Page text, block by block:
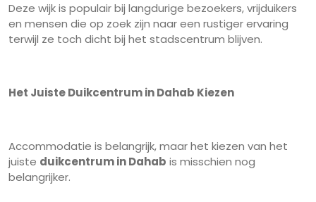
Deze wijk is populair bij langdurige bezoekers, vrijduikers
en mensen die op zoek zijn naar een rustiger ervaring
terwijl ze toch dicht bij het stadscentrum blijven.
Het Juiste Duikcentrum in Dahab Kiezen
Accommodatie is belangrijk, maar het kiezen van het
juiste duikcentrum in Dahab is misschien nog
belangrijker.